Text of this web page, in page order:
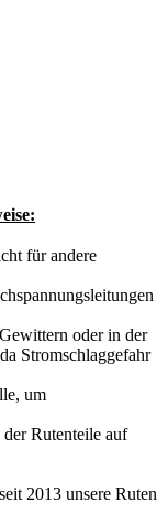
für andere
oder in der
Stromschlaggefahr
um
Rutenteile auf
2013 unsere Ruten